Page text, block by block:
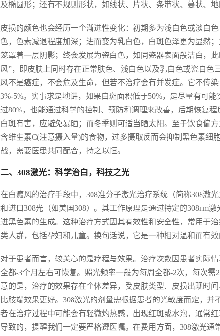
及椭圆形；还有不规则形状，如线状、片状、条带状、蔓状、
皮损的颜色也会经历一个渐进性变化：初期多为浅白色或淡白
色，色素减退程度加深；进而变为乳白色，白斑色泽更为显然
笼罩着一层阴影；终会发展为瓷白色，如同瓷器表面般洁白，
风”，即皮肤上同时存在正常肤色、浅白色以及乳白色或瓷白
风不是癌症，不会危及生命，但若不治疗会有并发症。它不传
3%-5%。实事求是地讲，如果白斑面积低于50%，是尽量有可
过80%，也能通过科学的控制、预防和调理来改善，后期恢复
白斑有害，应避免暴晒；而冬季则可适当晒太阳。至于饮食偏
含维生素C(注意摄入量)的食物，过多摄取反而会抑制黑色素细
战，需要医患共同配合，持之以恒。
二、308激光：科学治白，科技之光
在白癜风的治疗手段中，308准分子激光治疗系统（简称308激
和进口308光（如美国308）。其工作原理是通过特定的308nm
进黑色素的生成。这种治疗方式因其有效性和安全性，常用于
类人群，包括孕妇和儿童。换句话说，它是一种相对温和而有效
对于患者而言，较关心的是疗程与效果。治疗次数因患者实际
全都-3个月左右可恢复。照光频率一般为每周全都-2次，每次
意的是，治疗的效果存在个体差异，受皮肤类型、皮损出现时
比肢端效果更好。308激光的剂量需根据患者的光敏度而定，
者在治疗过程中可能会有轻微灼热感，出现红斑或水泡，通常
导致的，提醒我们一定要严格遵医嘱。在费用方面，308激光